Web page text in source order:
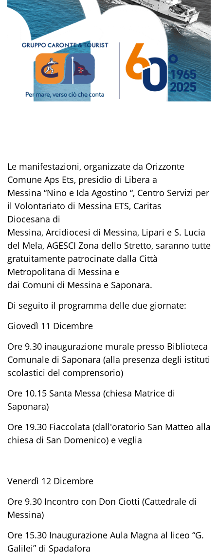
Le manifestazioni, organizzate da Orizzonte
Comune Aps Ets, presidio di Libera a
Messina “Nino e Ida Agostino “, Centro Servizi per
il Volontariato di Messina ETS, Caritas
Diocesana di
Messina, Arcidiocesi di Messina, Lipari e S. Lucia
del Mela, AGESCI Zona dello Stretto, saranno tutte
gratuitamente patrocinate dalla Città
Metropolitana di Messina e
dai Comuni di Messina e Saponara.
Di seguito il programma delle due giornate:
Giovedì 11 Dicembre
Ore 9.30 inaugurazione murale presso Biblioteca
Comunale di Saponara (alla presenza degli istituti
scolastici del comprensorio)
Ore 10.15 Santa Messa (chiesa Matrice di
Saponara)
Ore 19.30 Fiaccolata (dall'oratorio San Matteo alla
chiesa di San Domenico) e veglia
Venerdì 12 Dicembre
Ore 9.30 Incontro con Don Ciotti (Cattedrale di
Messina)
Ore 15.30 Inaugurazione Aula Magna al liceo “G.
Galilei” di Spadafora